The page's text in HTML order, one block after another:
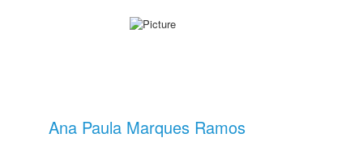
Ana Paula Marques Ramos